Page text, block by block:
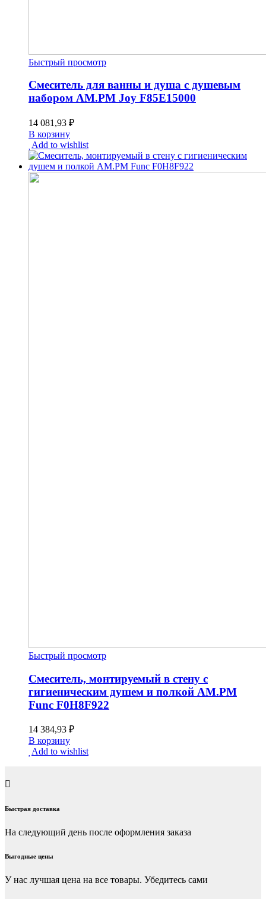
Быстрый просмотр
Смеситель для ванны и душа с душевым
набором AM.PM Joy F85E15000
14 081,93 ₽
В корзину
Add to wishlist
Быстрый просмотр
Смеситель, монтируемый в стену с
гигиеническим душем и полкой AM.PM
Func F0H8F922
14 384,93 ₽
В корзину
Add to wishlist
Быстрая доставка
На следующий день после оформления заказа
Выгодные цены
У нас лучшая цена на все товары. Убедитесь сами